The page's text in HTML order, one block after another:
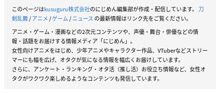
このページはkusuguru株式会社のにじめん編集部が作成・配信しています。 刀
剣乱舞/アニメ/ゲーム/ニュース の最新情報はリンク先をご覧ください。
アニメ・ゲーム・漫画などの2次元コンテンツや、声優・舞台・俳優などの情
報・話題をお届けする情報メディア「にじめん」。
女性向けアニメをはじめ、少年アニメやキャラクター作品、VTuberなどストリー
マーにも幅を広げ、オタクが気になる情報を幅広くお届けしています。
さらに、アンケート・ランキング・オタ活（推し活）お役立ち情報など、女性オ
タクがワクワク楽しめるようなコンテンツも発信しています。